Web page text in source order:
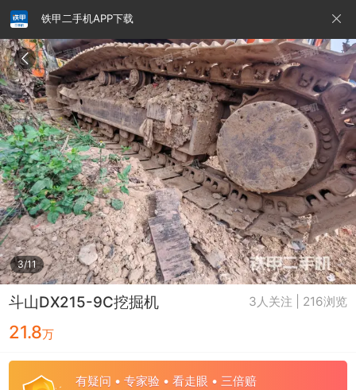
铁甲二手机APP下载
3/11
斗山DX215-9C挖掘机 3人关注 | 216浏览
21.8万
有疑问 • 专家验 • 看走眼 • 三倍赔
请输入手机号
提
交
即
表
示
您
同
意
《隐
私
政
策》
铁甲龙总部 4000099032 认证经纪人